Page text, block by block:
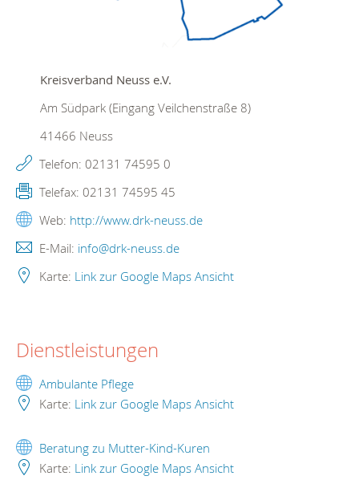
Kreisverband Neuss e.V.
Am Südpark (Eingang Veilchenstraße 8)
41466 Neuss
Telefon: 02131 74595 0
Telefax: 02131 74595 45
Web: http://www.drk-neuss.de
E-Mail: info@drk-neuss.de
Karte: Link zur Google Maps Ansicht
Dienstleistungen
Ambulante Pflege
Karte: Link zur Google Maps Ansicht
Beratung zu Mutter-Kind-Kuren
Karte: Link zur Google Maps Ansicht